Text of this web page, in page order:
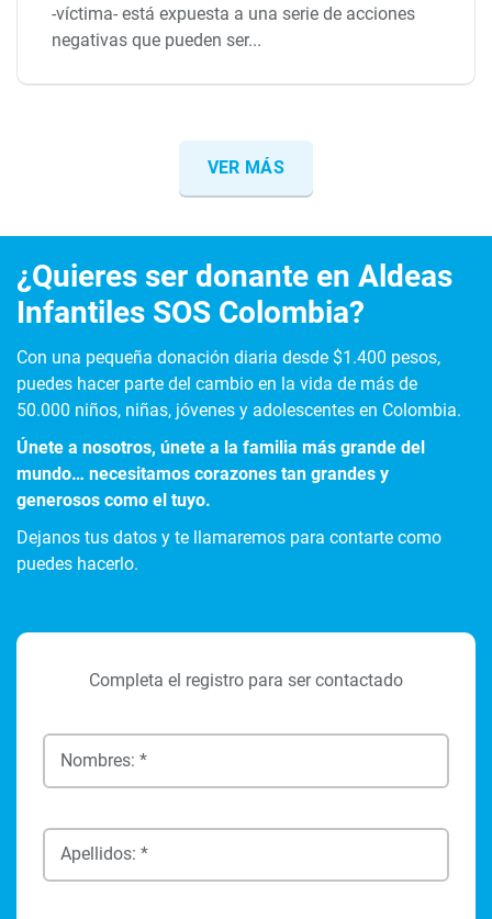
-víctima- está expuesta a una serie de acciones
negativas que pueden ser...
VER MÁS
¿Quieres ser donante en Aldeas
Infantiles SOS Colombia?
Con una pequeña donación diaria desde $1.400 pesos,
puedes hacer parte del cambio en la vida de más de
50.000 niños, niñas, jóvenes y adolescentes en Colombia.
Únete a nosotros, únete a la familia más grande del
mundo… necesitamos corazones tan grandes y
generosos como el tuyo.
Dejanos tus datos y te llamaremos para contarte como
puedes hacerlo.
Completa el registro para ser contactado
Nombres: *
Apellidos: *